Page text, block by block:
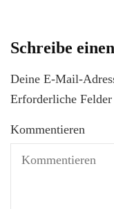
Schreibe
Deine E-Mail-
Erforderliche
Kommentieren